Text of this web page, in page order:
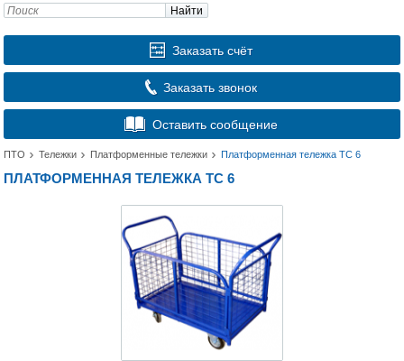
Найти
Заказать счёт
Заказать звонок
Оставить сообщение
ПТО Тележки Платформенные тележки Платформенная тележка ТС 6
ПЛАТФОРМЕННАЯ ТЕЛЕЖКА ТС 6